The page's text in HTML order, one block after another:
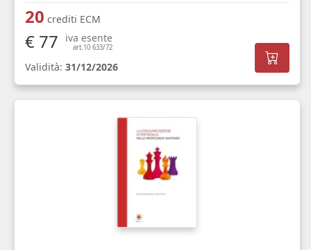
20 crediti ECM
€ 77 iva esente
art.10 633/72
Validità: 31/12/2026